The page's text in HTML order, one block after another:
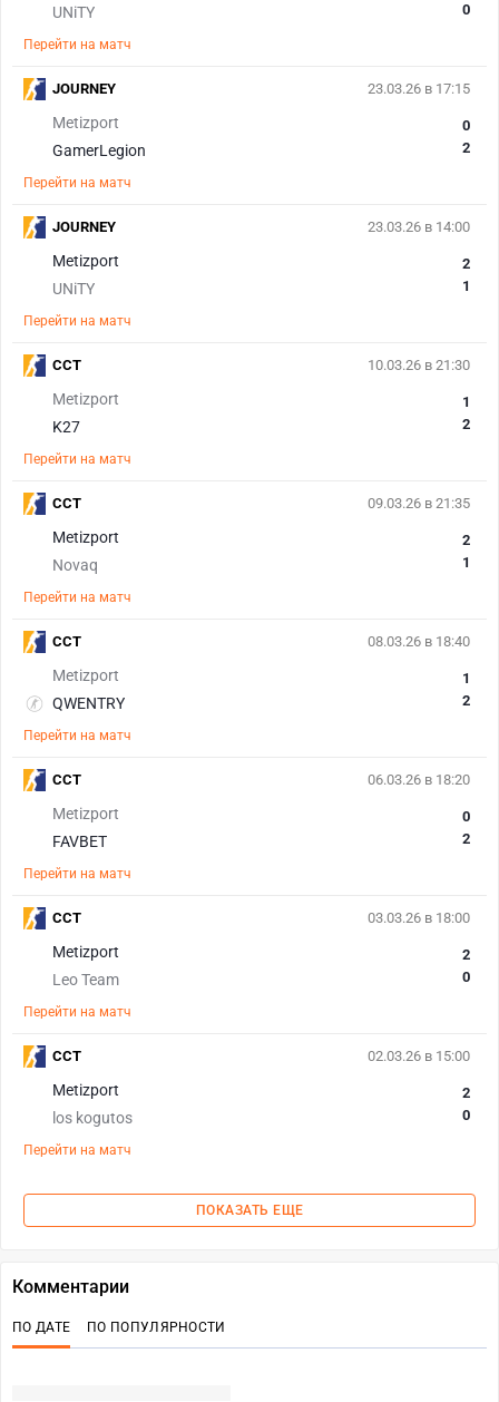
UNiTY 0
Перейти на матч
23.03.26 в 17:15
Metizport
GamerLegion
0
2
Перейти на матч
JOURNEY
23.03.26 в 14:00
Metizport
UNiTY
2
1
Перейти на матч
JOURNEY
10.03.26 в 21:30
Metizport
K27
1
2
Перейти на матч
CCT
09.03.26 в 21:35
Metizport
Novaq
2
1
Перейти на матч
CCT
08.03.26 в 18:40
Metizport
QWENTRY
1
2
Перейти на матч
CCT
06.03.26 в 18:20
Metizport
FAVBET
0
2
Перейти на матч
CCT
03.03.26 в 18:00
Metizport
Leo Team
2
0
Перейти на матч
CCT
02.03.26 в 15:00
Metizport
los kogutos
2
0
Перейти на матч
CCT
ПОКАЗАТЬ ЕЩЕ
Комментарии
ПО ДАТЕ ПО ПОПУЛЯРНОСТИ